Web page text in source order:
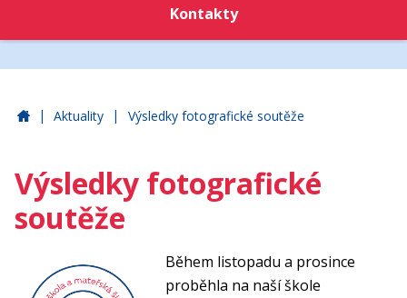
Kontakty
Základní škola a mateřská škola Tasov
| Aktuality | Výsledky fotografické soutěže
Výsledky fotografické
soutěže
Během listopadu a prosince
proběhla na naší škole